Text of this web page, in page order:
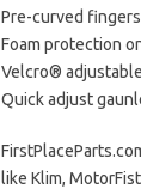
Pre-curved
Foam protection
Velcro®
Quick adjust
like Klim,